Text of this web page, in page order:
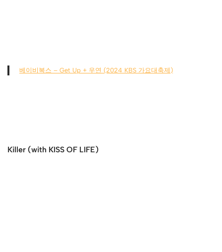
베이비복스 – Get Up + 우연 (2024 KBS 가요대축제)
Killer (with KISS OF LIFE)